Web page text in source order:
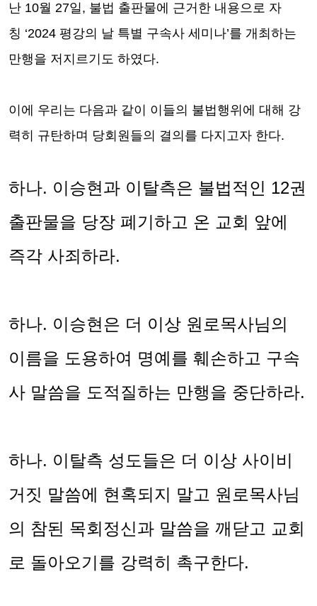
난 10월 27일, 불법 출판물에 근거한 내용으로 자
칭 ‘2024 평강의 날 특별 구속사 세미나’를 개최하는
만행을 저지르기도 하였다.
이에 우리는 다음과 같이 이들의 불법행위에 대해 강
력히 규탄하며 당회원들의 결의를 다지고자 한다.
하나. 이승현과 이탈측은 불법적인 12권
출판물을 당장 폐기하고 온 교회 앞에
즉각 사죄하라.
하나. 이승현은 더 이상 원로목사님의
이름을 도용하여 명예를 훼손하고 구속
사 말씀을 도적질하는 만행을 중단하라.
하나. 이탈측 성도들은 더 이상 사이비
거짓 말씀에 현혹되지 말고 원로목사님
의 참된 목회정신과 말씀을 깨닫고 교회
로 돌아오기를 강력히 촉구한다.